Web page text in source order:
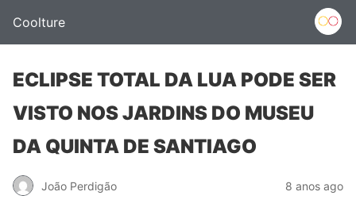
Coolture
ECLIPSE TOTAL DA LUA PODE SER
VISTO NOS JARDINS DO MUSEU
DA QUINTA DE SANTIAGO
João Perdigão 8 anos ago